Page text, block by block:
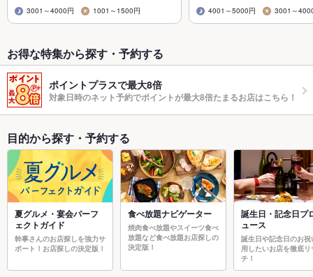
3001～4000円 1001～1500円 4001～5000円 3001～
お得な特集から探す・予約する
ポイントプラスで最大8倍
対象日時のネット予約でポイントが最大8倍たまるお店はこちら！
目的から探す・予約する
夏グルメ・宴会パーフ
ェクトガイド
幹事さんのお店探しを強力サ
ポート！お店探しの決定版！
食べ放題ナビゲーター
焼肉食べ放題やスイーツ食べ
放題など食べ放題お店探しの
決定版！
誕生日・記念日プ
ュース
誕生日や記念日のお祝
用したいお店を徹底リ
チ！